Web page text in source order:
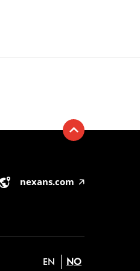
nexans.com 🡥
EN NO